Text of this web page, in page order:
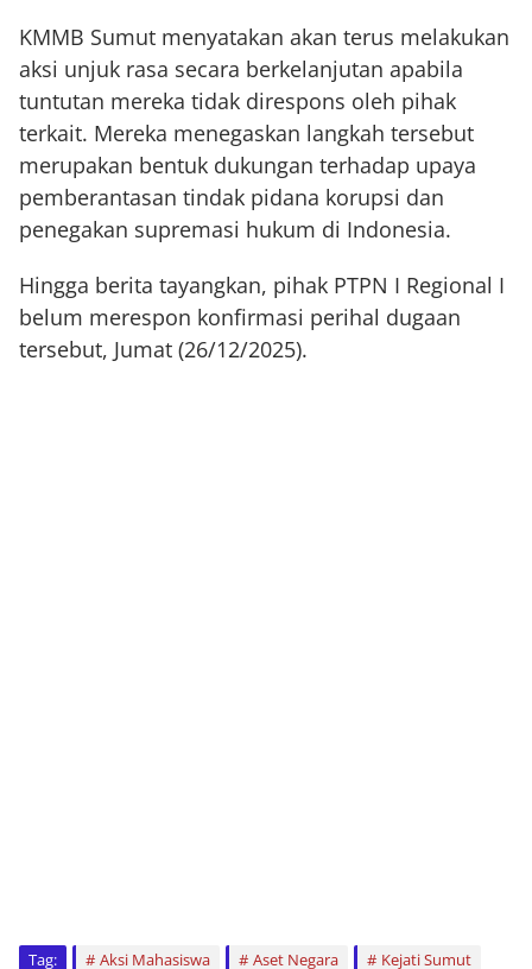
KMMB Sumut menyatakan akan terus melakukan
aksi unjuk rasa secara berkelanjutan apabila
tuntutan mereka tidak direspons oleh pihak
terkait. Mereka menegaskan langkah tersebut
merupakan bentuk dukungan terhadap upaya
pemberantasan tindak pidana korupsi dan
penegakan supremasi hukum di Indonesia.
Hingga berita tayangkan, pihak PTPN I Regional I
belum merespon konfirmasi perihal dugaan
tersebut, Jumat (26/12/2025).
Tag: Aksi Mahasiswa Aset Negara
Kejati Sumut